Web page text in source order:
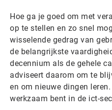
Hoe ga je goed om met
op te stellen en zo snel
wisselende gedrag van
de belangrijkste
decennium als de gehele
adviseert daarom om te
en om nieuwe dingen
werkzaam bent in de ict-